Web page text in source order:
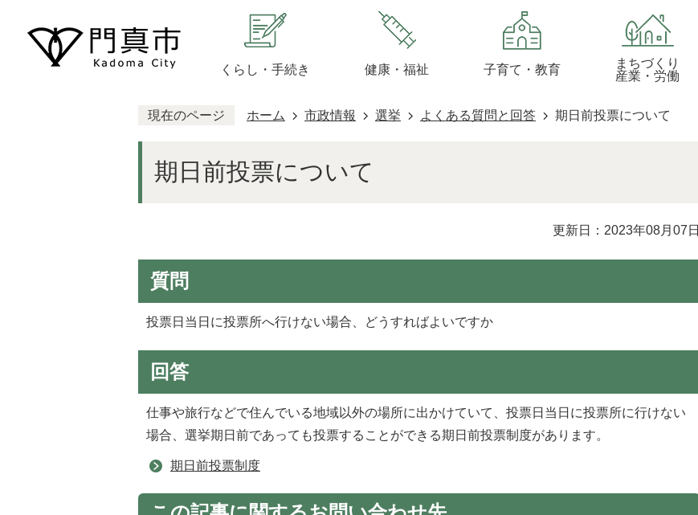
くらし・手続き 健康・福祉 子育て・教育
まちづくり
産業・労働
現在のページ ホーム 市政情報 選挙 よくある質問と回答 期日前投票について
期日前投票について
更新日：2023年08月07日
質問
投票日当日に投票所へ行けない場合、どうすればよいですか
回答
仕事や旅行などで住んでいる地域以外の場所に出かけていて、投票日当日に投票所に行けない
場合、選挙期日前であっても投票することができる期日前投票制度があります。
期日前投票制度